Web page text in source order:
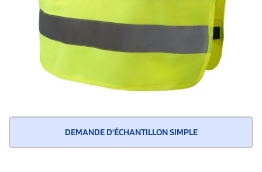
DEMANDE D'ÉCHANTILLON SIMPLE